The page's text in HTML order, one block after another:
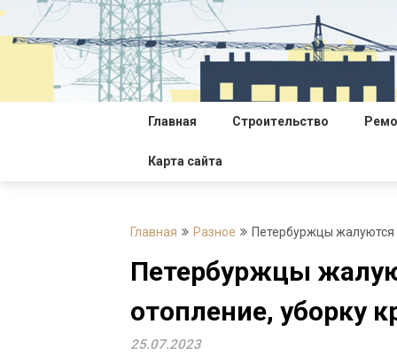
Перейти
содержимому
Главная Строительство
Карта сайта
Главная Разное Петербуржцы жалуются
Петербуржцы
отопление, уборку
25.07.2023